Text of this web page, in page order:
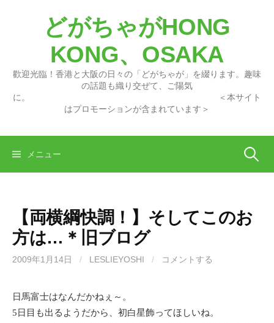
どがちゃがHONG
KONG、OSAKA
歡迎光臨！香港と大阪の日々の「どがちゃが」を綴ります。趣味
の話題も織り交ぜて、ご陽気
に。 ＜本サイト
はプロモーションが含まれています＞
メニュー 検
【両横綱快調！】そしてこのお
方は…＊旧ブログ
2009年1月14日 / LESLIEYOSHI / コメントする
日馬富士はなんだかねぇ～。
5日目も出るようだから、初白星飾ってほしいね。